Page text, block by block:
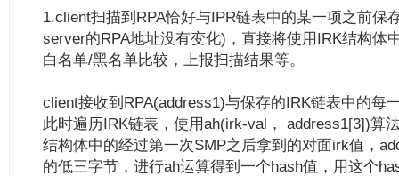
1.client扫描到RPA恰好与IPR链表中的某一项之前保
server的RPA地址没有变化)，直接将使用IRK结构体
白名单/黑名单比较，上报扫描结果等。
client接收到RPA(address1)与保存的IRK链表中的每
此时遍历IRK链表，使用ah(irk-val， address1[3])算
结构体中的经过第一次SMP之后拿到的对面irk值，
的低三字节，进行ah运算得到一个hash值，用这个